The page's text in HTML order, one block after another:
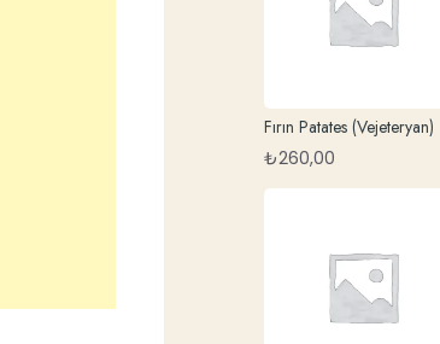
Fırın Patates (Vejeteryan)
₺260,00